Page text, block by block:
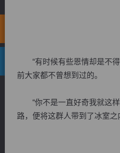
“有时候有些恩情却是不得
前大家都不曾想到过的。
“你不是一直好奇我就这样
路，便将这群人带到了冰室